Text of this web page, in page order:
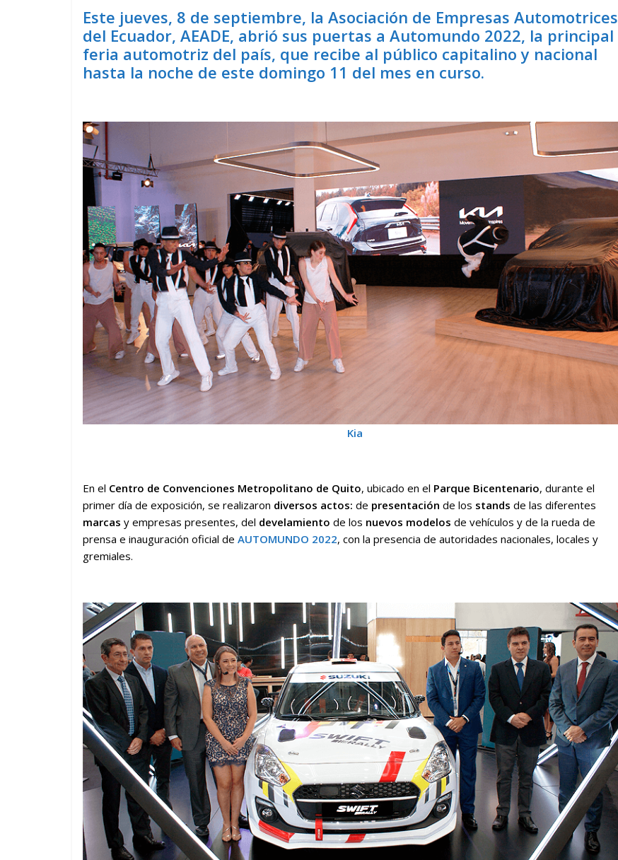
Este jueves, 8 de septiembre, la Asociación de Empresas Automotrices
del Ecuador, AEADE, abrió sus puertas a Automundo 2022, la principal
feria automotriz del país, que recibe al público capitalino y nacional
hasta la noche de este domingo 11 del mes en curso.
Kia
En el Centro de Convenciones Metropolitano de Quito, ubicado en el Parque Bicentenario, durante el
primer día de exposición, se realizaron diversos actos: de presentación de los stands de las diferentes
marcas y empresas presentes, del develamiento de los nuevos modelos de vehículos y de la rueda de
prensa e inauguración oficial de AUTOMUNDO 2022, con la presencia de autoridades nacionales, locales y
gremiales.